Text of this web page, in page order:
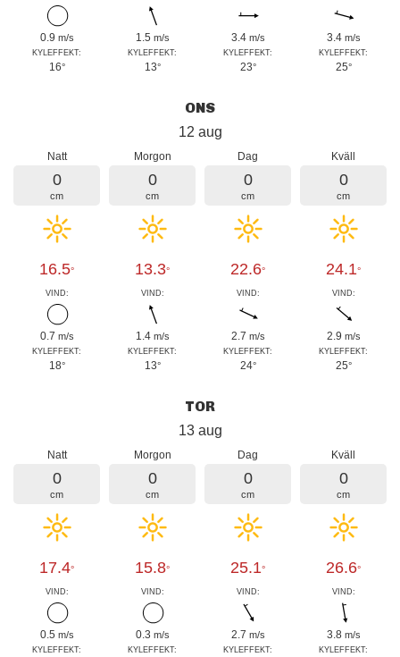
0.9 m/s
KYLEFFEKT:
16°
1.5 m/s
KYLEFFEKT:
13°
3.4 m/s
KYLEFFEKT:
23°
3.4 m/s
KYLEFFEKT:
25°
ONS
12 aug
Natt
0
cm
16.5°
VIND:
0.7 m/s
KYLEFFEKT:
18°
Morgon
0
cm
13.3°
VIND:
1.4 m/s
KYLEFFEKT:
13°
Dag
0
cm
22.6°
VIND:
2.7 m/s
KYLEFFEKT:
24°
Kväll
0
cm
24.1°
VIND:
2.9 m/s
KYLEFFEKT:
25°
TOR
13 aug
Natt
0
cm
17.4°
VIND:
0.5 m/s
KYLEFFEKT:
Morgon
0
cm
15.8°
VIND:
0.3 m/s
KYLEFFEKT:
Dag
0
cm
25.1°
VIND:
2.7 m/s
KYLEFFEKT:
Kväll
0
cm
26.6°
VIND:
3.8 m/s
KYLEFFEKT: